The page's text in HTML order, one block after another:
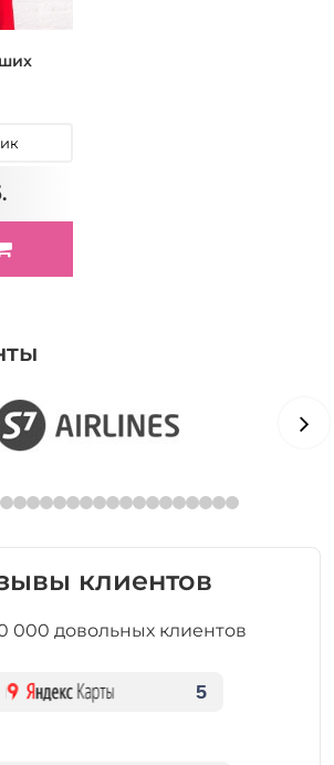
клиентов
000 довольных клиентов
5